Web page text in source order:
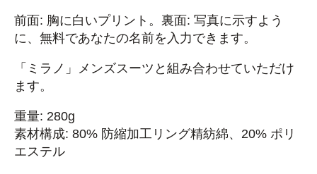
前面: 胸に白いプリント。裏面: 写真に示すよう
に、無料であなたの名前を入力できます。
「ミラノ」メンズスーツと組み合わせていただけ
ます。
重量: 280g
素材構成: 80% 防縮加工リング精紡綿、20% ポリ
エステル